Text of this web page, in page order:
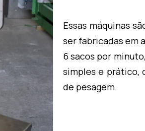
Essas máquinas
ser fabricadas em
6 sacos por
simples e prático,
de pesagem.